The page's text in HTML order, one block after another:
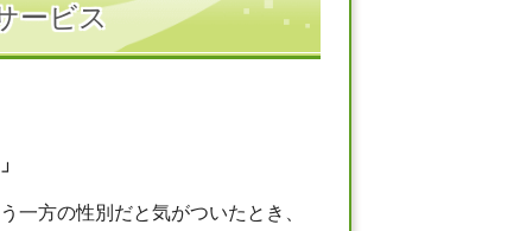
ービス
一方の性別だと気がついたとき、